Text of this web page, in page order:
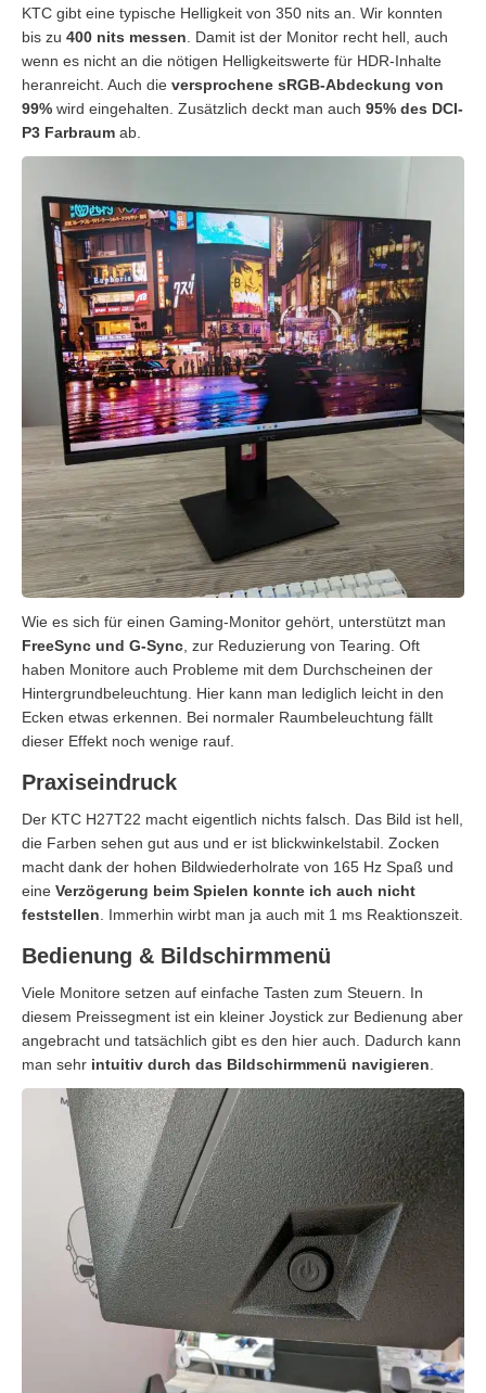
KTC gibt eine typische Helligkeit von 350 nits an. Wir konnten
bis zu 400 nits messen. Damit ist der Monitor recht hell, auch
wenn es nicht an die nötigen Helligkeitswerte für HDR-Inhalte
heranreicht. Auch die versprochene sRGB-Abdeckung von
99% wird eingehalten. Zusätzlich deckt man auch 95% des DCI-
P3 Farbraum ab.
Wie es sich für einen Gaming-Monitor gehört, unterstützt man
FreeSync und G-Sync , zur Reduzierung von Tearing. Oft
haben Monitore auch Probleme mit dem Durchscheinen der
Hintergrundbeleuchtung. Hier kann man lediglich leicht in den
Ecken etwas erkennen. Bei normaler Raumbeleuchtung fällt
dieser Effekt noch wenige rauf.
Praxiseindruck
Der KTC H27T22 macht eigentlich nichts falsch. Das Bild ist hell,
die Farben sehen gut aus und er ist blickwinkelstabil. Zocken
macht dank der hohen Bildwiederholrate von 165 Hz Spaß und
eine Verzögerung beim Spielen konnte ich auch nicht
feststellen . Immerhin wirbt man ja auch mit 1 ms Reaktionszeit.
Bedienung & Bildschirmmenü
Viele Monitore setzen auf einfache Tasten zum Steuern. In
diesem Preissegment ist ein kleiner Joystick zur Bedienung aber
angebracht und tatsächlich gibt es den hier auch. Dadurch kann
man sehr intuitiv durch das Bildschirmmenü navigieren